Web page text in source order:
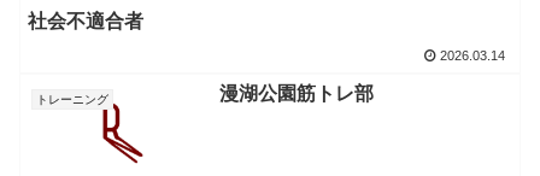
社会不適合者
2026.03.14
トレーニング 漫湖公園筋トレ部